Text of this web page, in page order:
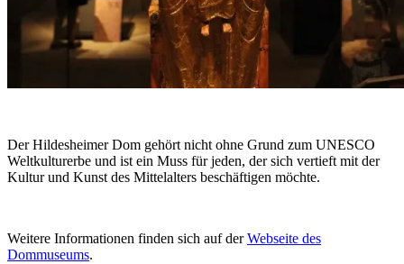
Der Hildesheimer Dom gehört nicht ohne Grund zum UNESCO
Weltkulturerbe und ist ein Muss für jeden, der sich vertieft mit der
Kultur und Kunst des Mittelalters beschäftigen möchte.
Weitere Informationen finden sich auf derWebseite des
Dommuseums.